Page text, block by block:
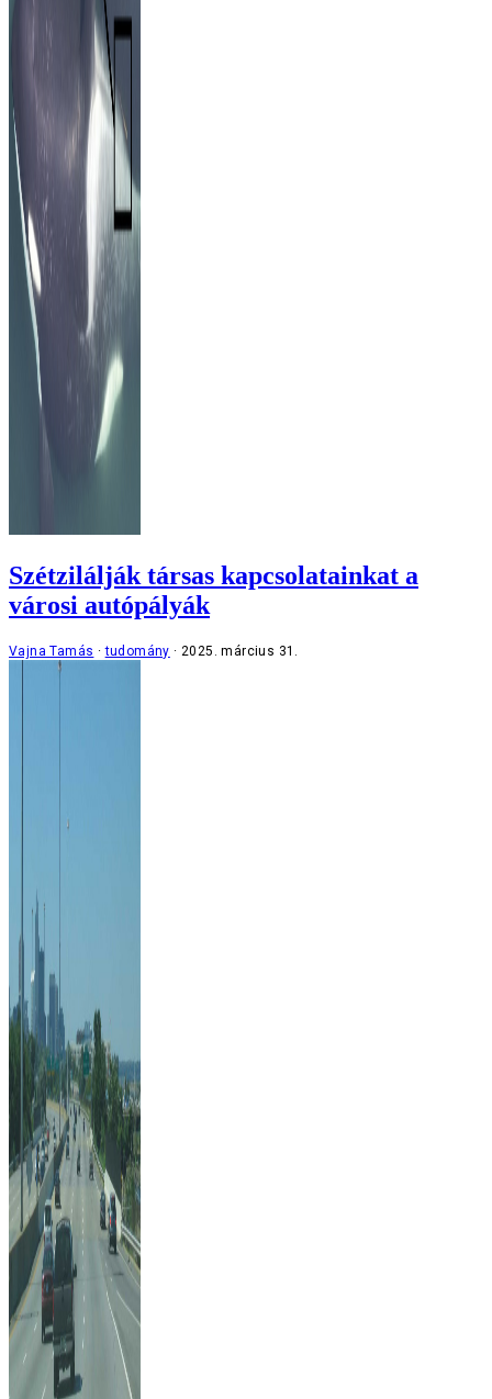
Szétzilálják társas kapcsolatainkat a
városi autópályák
Vajna Tamás tudomány 2025. március 31.